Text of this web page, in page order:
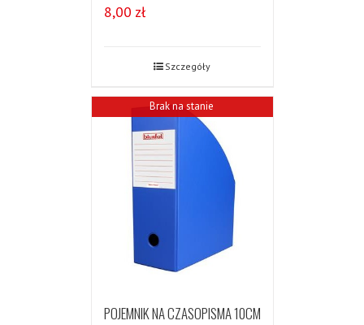
8,00 zł
Szczegóły
Brak na stanie
POJEMNIK NA CZASOPISMA 10CM